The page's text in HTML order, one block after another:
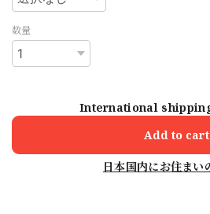
数量
International
Add to cart
日本国内にお住まい